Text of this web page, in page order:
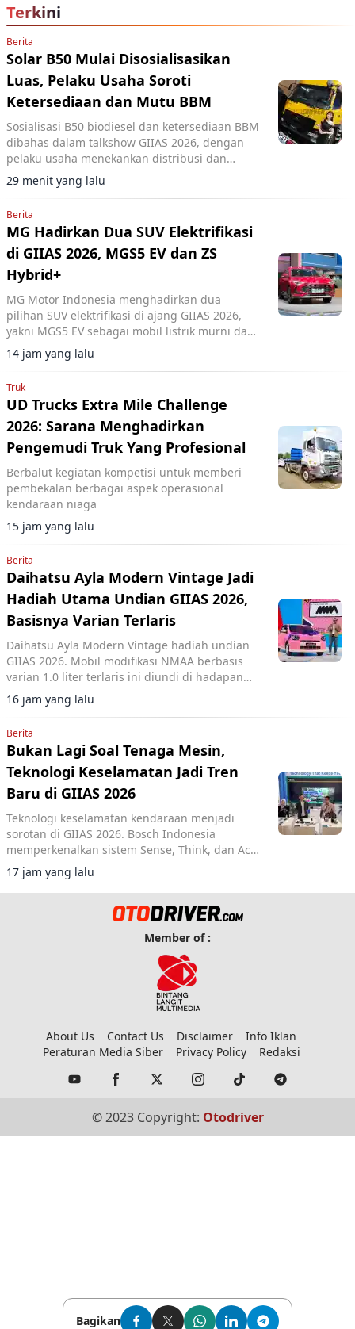
Terkini
Berita
Solar B50 Mulai Disosialisasikan
Luas, Pelaku Usaha Soroti
Ketersediaan dan Mutu BBM
Sosialisasi B50 biodiesel dan ketersediaan BBM
dibahas dalam talkshow GIIAS 2026, dengan
pelaku usaha menekankan distribusi dan
kualitas bahan bakar.
29 menit yang lalu
Berita
MG Hadirkan Dua SUV Elektrifikasi
di GIIAS 2026, MGS5 EV dan ZS
Hybrid+
MG Motor Indonesia menghadirkan dua
pilihan SUV elektrifikasi di ajang GIIAS 2026,
yakni MGS5 EV sebagai mobil listrik murni dan
MG ZS Hybrid+ yang mengusung teknologi full
hybrid.
14 jam yang lalu
Truk
UD Trucks Extra Mile Challenge
2026: Sarana Menghadirkan
Pengemudi Truk Yang Profesional
Berbalut kegiatan kompetisi untuk memberi
pembekalan berbagai aspek operasional
kendaraan niaga
15 jam yang lalu
Berita
Daihatsu Ayla Modern Vintage Jadi
Hadiah Utama Undian GIIAS 2026,
Basisnya Varian Terlaris
Daihatsu Ayla Modern Vintage hadiah undian
GIIAS 2026. Mobil modifikasi NMAA berbasis
varian 1.0 liter terlaris ini diundi di hadapan
pengunjung dan dimenangkan konsumen dari
Lampung.
16 jam yang lalu
Berita
Bukan Lagi Soal Tenaga Mesin,
Teknologi Keselamatan Jadi Tren
Baru di GIIAS 2026
Teknologi keselamatan kendaraan menjadi
sorotan di GIIAS 2026. Bosch Indonesia
memperkenalkan sistem Sense, Think, dan Act
yang membantu pengemudi.
17 jam yang lalu
Bagikan
Member of :
About Us Contact Us Disclaimer
Info Iklan
Peraturan Media Siber
Privacy Policy Redaksi
© 2023 Copyright: Otodriver